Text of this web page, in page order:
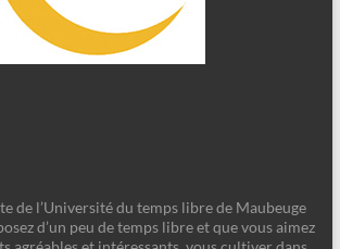
de l’Université du temps libre de Maubeuge
d’un peu de temps libre et que vous aimez